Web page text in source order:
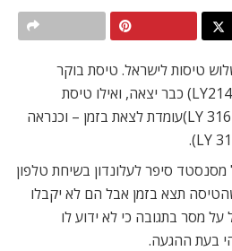
טיסות לישראל. טיסת בוקר
מיוחדת מסטנסטד (10:55- LY214) כבר יצאה, ואילו טיסת
הצהריים מהית’רו ( 14:30 – 316 LY)עומדת לצאת בזמן – וכנראה
סיפר לעלונדון בשיחת טלפון
תצא בזמן אבל הם לא יקבלו
על מסר בתגובה כי לא ידוע לו
בעת ההגעה.